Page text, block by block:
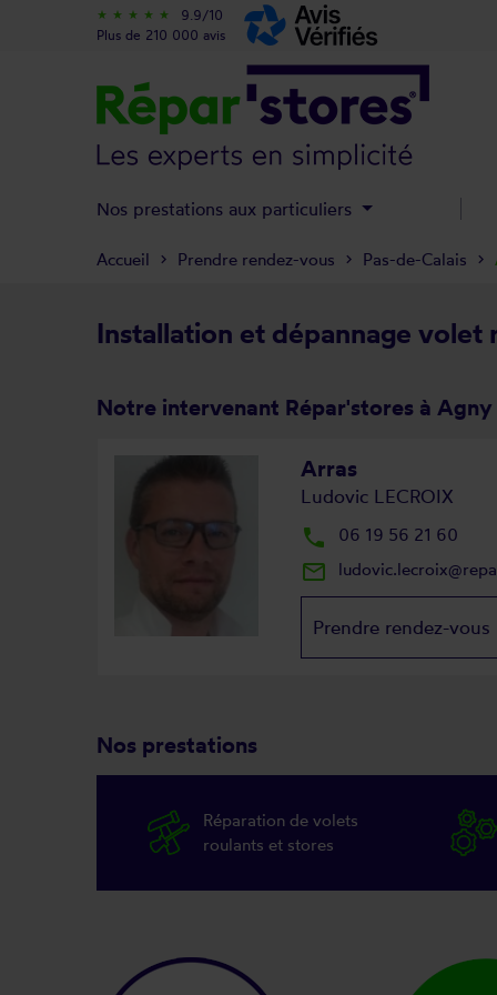
Installation et dépannage volet
Notre intervenant Répar'stores à Agny
Arras
Ludovic LECROIX
local_phone 06 19 56 21 60
mail_outline
Prendre rendez-vous
Nos prestations
Réparation de volets
roulants et stores
Accueil Prendre rendez-vous Pas-de-Calais
star_rate star_rate star_rate star_rate star_rate
9.9/10
Plus de 210 000 avis
Nos prestations aux particuliers